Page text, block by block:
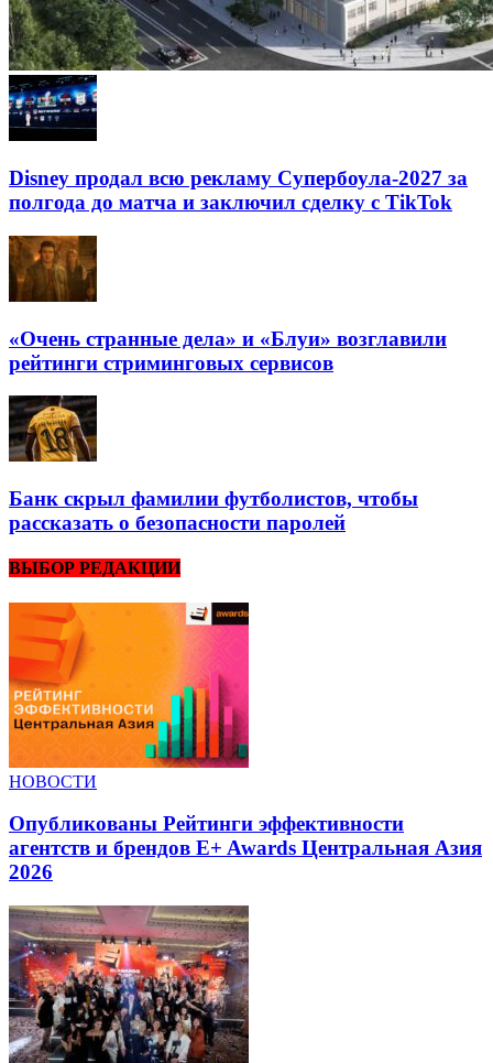
Disney продал всю рекламу Супербоула-2027 за
полгода до матча и заключил сделку с TikTok
«Очень странные дела» и «Блуи» возглавили
рейтинги стриминговых сервисов
Банк скрыл фамилии футболистов, чтобы
рассказать о безопасности паролей
ВЫБОР РЕДАКЦИИ
НОВОСТИ
Опубликованы Рейтинги эффективности
агентств и брендов E+ Awards Центральная Азия
2026